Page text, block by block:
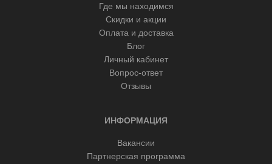
Где мы находимся
Скидки и акции
Оплата и доставка
Блог
Личный кабинет
Вопрос-ответ
Отзывы
ИНФОРМАЦИЯ
Вакансии
Партнерская программа